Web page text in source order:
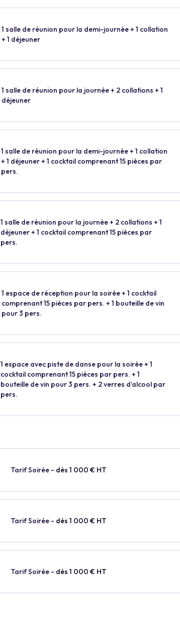
1 salle de réunion pour la demi-journée + 1 collation
+ 1 déjeuner
1 salle de réunion pour la journée + 2 collations + 1
déjeuner
1 salle de réunion pour la demi-journée + 1 collation
+ 1 déjeuner + 1 cocktail comprenant 15 pièces par
pers.
1 salle de réunion pour la journée + 2 collations + 1
déjeuner + 1 cocktail comprenant 15 pièces par
pers.
1 espace de réception pour la soirée + 1 cocktail
comprenant 15 pièces par pers. + 1 bouteille de vin
pour 3 pers.
1 espace avec piste de danse pour la soirée + 1
cocktail comprenant 15 pièces par pers. + 1
bouteille de vin pour 3 pers. + 2 verres d’alcool par
pers.
Tarif Soirée - dès 1 000 € HT
Tarif Soirée - dès 1 000 € HT
Tarif Soirée - dès 1 000 € HT